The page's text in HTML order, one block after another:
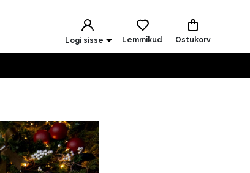
Logi sisse Lemmikud Ostukorv